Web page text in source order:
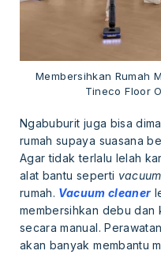
Membersihkan Rumah
Tineco Floor
Ngabuburit juga bisa
rumah supaya suasana
Agar tidak terlalu lelah
alat bantu seperti
rumah. Vacuum cleaner
membersihkan debu dan
secara manual.
akan banyak membantu